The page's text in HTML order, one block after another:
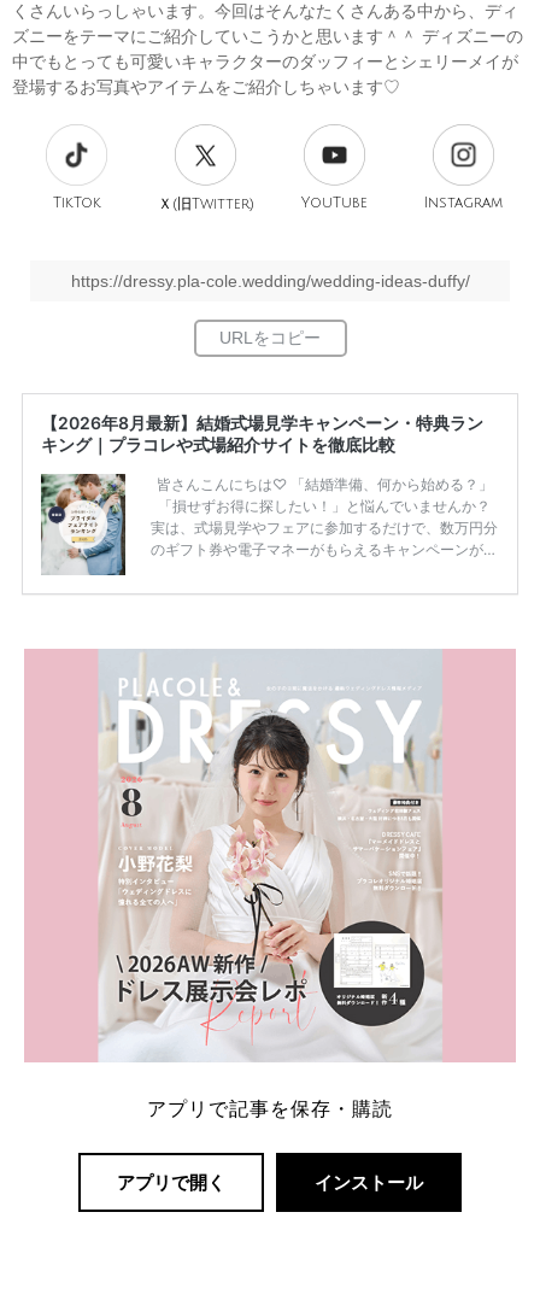
くさんいらっしゃいます。今回はそんなたくさんある中から、ディ
ズニーをテーマにご紹介していこうかと思います＾＾ ディズニーの
中でもとっても可愛いキャラクターのダッフィーとシェリーメイが
登場するお写真やアイテムをご紹介しちゃいます♡
TikTok Ｘ(旧Twitter) YouTube Instagram
https://dressy.pla-cole.wedding/wedding-ideas-duffy/
【2026年8月最新】結婚式場見学キャンペーン・特典ラン
キング｜プラコレや式場紹介サイトを徹底比較
皆さんこんにちは♡ 「結婚準備、何から始める？」
「損せずお得に探したい！」と悩んでいませんか？
実は、式場見学やフェアに参加するだけで、数万円分
のギフト券や電子マネーがもらえるキャンペーンがあ
ため、比較せずに選ぶと損をしてしまうことも……。
内容：特典金額・条件・応募方法・注意点 「どこが
一番お得？」「プラコレの特典は？」といった疑問も
解決します。 まずは診断で候補を絞れる「ウェディ
ング診断」か、体験型 […]
続きを読む
アプリで記事を保存・購読
アプリで開く インストール